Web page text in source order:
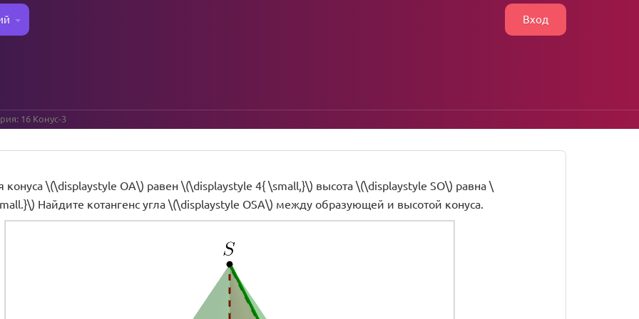
Вход
16 Конус-3
конуса \(\displaystyle OA\) равен \(\displaystyle 4{ \small,}\) высота \(\displaystyle SO\) равна \
Найдите котангенс угла \(\displaystyle OSA\) между образующей и высотой конуса.